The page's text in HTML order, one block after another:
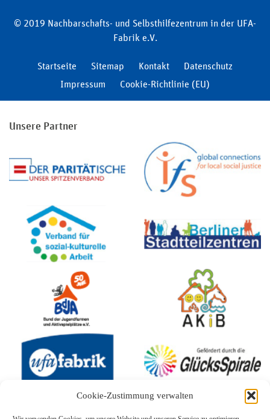
Cookie-Zustimmung verwalten
© 2019 Nachbarschafts- und Selbsthilfezentrum in der UFA-
Fabrik e.V.
Startseite Sitemap Kontakt
Datenschutz
Impressum
Cookie-Richtlinie (EU)
Unsere Partner